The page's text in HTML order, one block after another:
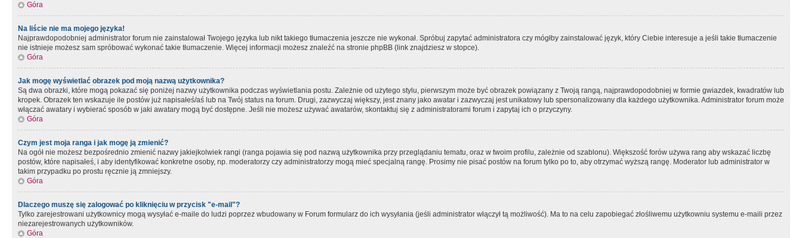
Góra
Na liście nie ma mojego języka!
Najprawdopodobniej administrator forum nie zainstalował Twojego języka lub nikt takiego tłumaczenia jeszcze nie wykonał. Spróbuj zapytać administratora czy mógłby zainstalować język, który Ciebie interesuje a jeśli takie tłumaczenie
nie istnieje możesz sam spróbować wykonać takie tłumaczenie. Więcej informacji możesz znaleźć na stronie phpBB (link znajdziesz w stopce).
Góra
Jak mogę wyświetlać obrazek pod moją nazwą użytkownika?
Są dwa obrazki, które mogą pokazać się poniżej nazwy użytkownika podczas wyświetlania postu. Zależnie od użytego stylu, pierwszym może być obrazek powiązany z Twoją rangą, najprawdopodobniej w formie gwiazdek, kwadratów lub
kropek. Obrazek ten wskazuje ile postów już napisałeś/aś lub na Twój status na forum. Drugi, zazwyczaj większy, jest znany jako awatar i zazwyczaj jest unikatowy lub spersonalizowany dla każdego użytkownika. Administrator forum może
włączać awatary i wybierać sposób w jaki awatary mogą być dostępne. Jeśli nie możesz używać awatarów, skontaktuj się z administratorami forum i zapytaj ich o przyczyny.
Góra
Czym jest moja ranga i jak mogę ją zmienić?
Na ogół nie możesz bezpośrednio zmienić nazwy jakiejkolwiek rangi (ranga pojawia się pod nazwą użytkownika przy przeglądaniu tematu, oraz w twoim profilu, zależnie od szablonu). Większość forów używa rang aby wskazać liczbę
postów, które napisałeś, i aby identyfikować konkretne osoby, np. moderatorzy czy administratorzy mogą mieć specjalną rangę. Prosimy nie pisać postów na forum tylko po to, aby otrzymać wyższą rangę. Moderator lub administrator w
takim przypadku po prostu ręcznie ją zmniejszy.
Góra
Dlaczego muszę się zalogować po kliknięciu w przycisk "e-mail"?
Tylko zarejestrowani użytkownicy mogą wysyłać e-maile do ludzi poprzez wbudowany w Forum formularz do ich wysyłania (jeśli administrator włączył tą możliwość). Ma to na celu zapobiegać złośliwemu użytkowniu systemu e-maili przez
niezarejestrowanych użytkowników.
Góra